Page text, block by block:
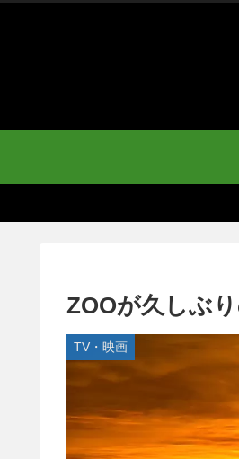
ZOOが久しぶ
TV・映画